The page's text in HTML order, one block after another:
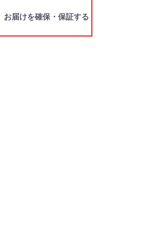
お届けを確保・保証する